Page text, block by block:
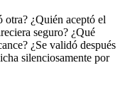
otra? ¿Quién aceptó el
seguro? ¿Qué
¿Se validó después
silenciosamente por